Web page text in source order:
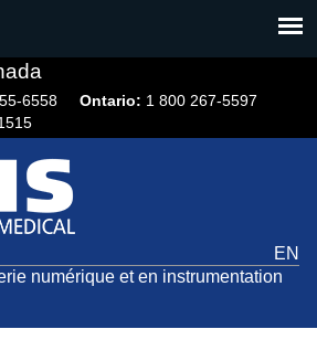
6558​ Ontario: 1 800 267-5597
EN
numérique et en instrumentation